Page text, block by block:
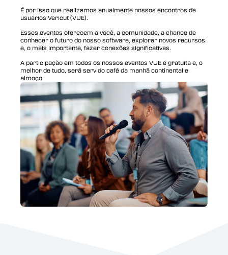
É por isso que realizamos anualmente nossos encontros de
usuários Vericut (VUE).
Esses eventos oferecem a você, a comunidade, a chance de
conhecer o futuro do nosso software, explorar novos recursos
e, o mais importante, fazer conexões significativas.
A participação em todos os nossos eventos VUE é gratuita e, o
melhor de tudo, será servido café da manhã continental e
almoço.